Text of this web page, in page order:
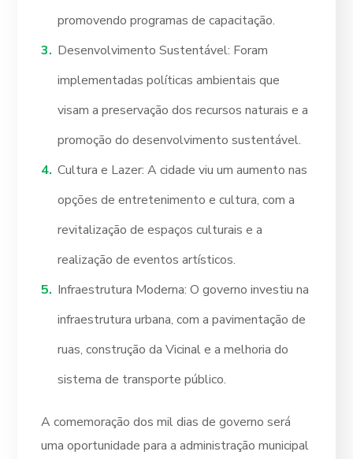
promovendo programas de capacitação.
Desenvolvimento Sustentável: Foram
implementadas políticas ambientais que
visam a preservação dos recursos naturais e a
promoção do desenvolvimento sustentável.
Cultura e Lazer: A cidade viu um aumento nas
opções de entretenimento e cultura, com a
revitalização de espaços culturais e a
realização de eventos artísticos.
Infraestrutura Moderna: O governo investiu na
infraestrutura urbana, com a pavimentação de
ruas, construção da Vicinal e a melhoria do
sistema de transporte público.
A comemoração dos mil dias de governo será
uma oportunidade para a administração municipal